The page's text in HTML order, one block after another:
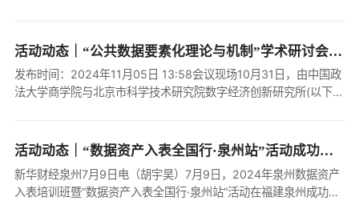
活动动态｜“公共数据要素化理论与机制”学术研讨会成功举办
发布时间：2024年11月05日 13:58会议现场10月31日，由中国政
法大学商学院与北京市科学技术研究院数字经济创新研究所(以下简
活动动态｜“数据资产入表全国行·泉州站”活动成功举办
新华财经泉州7月9日电（胡宇昊）7月9日，2024年泉州数据资产
入表培训班暨“数据资产入表全国行·泉州站”活动在福建泉州成功举